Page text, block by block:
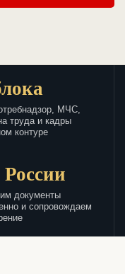
МЧС,
труда и кадры
контуре
документы
и сопровождаем